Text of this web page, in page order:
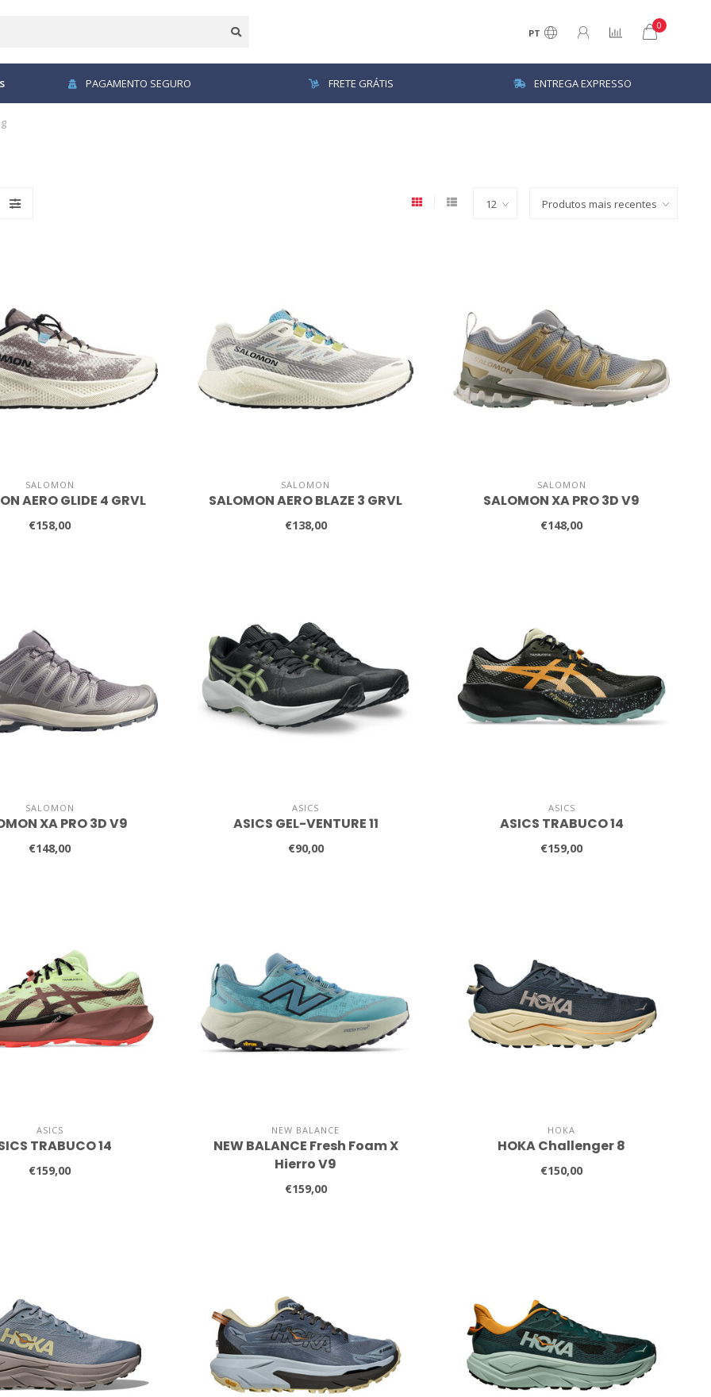
PT
0
PAGAMENTO SEGURO FRETE GRÁTIS ENTREGA EXPRESSO
SALOMON
AERO GLIDE 4 GRVL
€158,00
SALOMON
SALOMON AERO BLAZE 3 GRVL
€138,00
SALOMON
SALOMON XA PRO 3D V9
€148,00
SALOMON
XA PRO 3D V9
€148,00
ASICS
ASICS GEL-VENTURE 11
€90,00
ASICS
ASICS TRABUCO 14
€159,00
ASICS
TRABUCO 14
€159,00
NEW BALANCE
NEW BALANCE Fresh Foam X
Hierro V9
€159,00
HOKA
HOKA Challenger 8
€150,00